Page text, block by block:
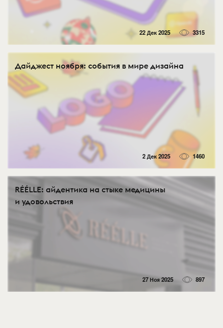
22 Дек 2025 3315
Дайджест ноября: события в мире дизайна
2 Дек 2025 1460
RÉÉLLE: айдентика на стыке медицины
и удовольствия
27 Ноя 2025 897